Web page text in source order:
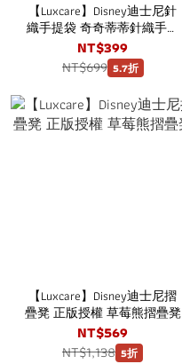
【Luxcare】Disney迪士尼針
織手提袋 奇奇蒂蒂針織手提
袋
NT$399
NT$699 5.7折
【Luxcare】Disney迪士尼摺
疊凳 正版授權 草莓熊摺疊凳
NT$569
NT$1,138 5折